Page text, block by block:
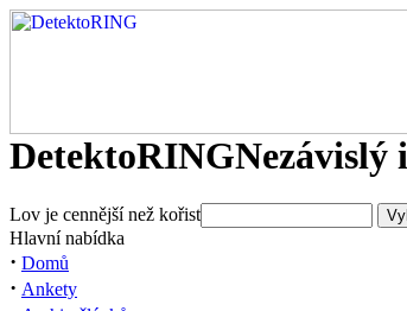
DetektoRINGNezávislý
Lov je cennější než kořist
Hlavní nabídka
· Domů
· Ankety